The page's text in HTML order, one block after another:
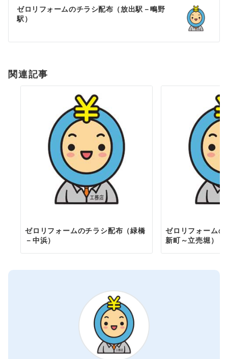
ゲ
シ
ン
ゼロリフォームのチラシ配布（放出駅－鴫野
駅）
関連記事
ゼロリフォームのチラシ配布（緑橋
－中浜）
ゼロリフォーム
新町～立売堀）